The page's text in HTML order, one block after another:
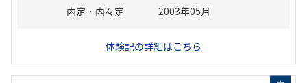
内定・内々定
2003年05月
体験記の詳細はこちら